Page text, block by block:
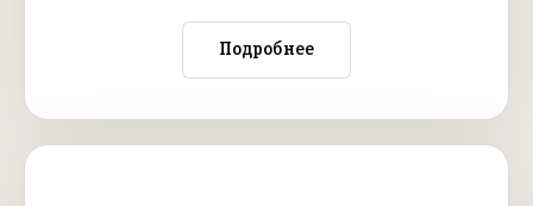
Подробнее